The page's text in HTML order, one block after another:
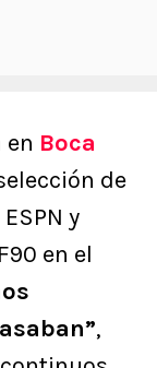
Boca
de
y
en el
,